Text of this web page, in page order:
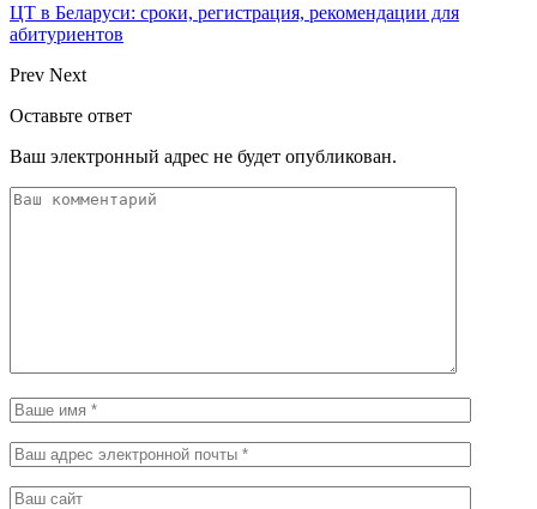
ЦТ в Беларуси: сроки, регистрация, рекомендации для
абитуриентов
Prev Next
Оставьте ответ
Ваш электронный адрес не будет опубликован.